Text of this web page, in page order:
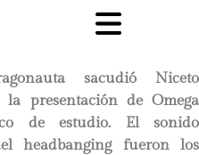
sacudió Niceto
presentación de Omega
de estudio. El sonido
headbanging fueron los